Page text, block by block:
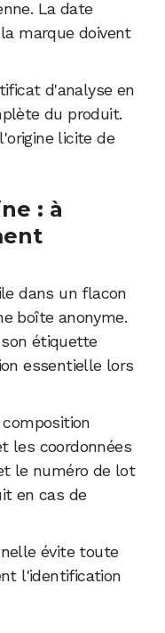
La date
marque doivent
d'analyse en
du produit.
licite de
: à
dans un flacon
boîte anonyme.
étiquette
essentielle lors
les coordonnées
le numéro de lot
en cas de
évite toute
l'identification